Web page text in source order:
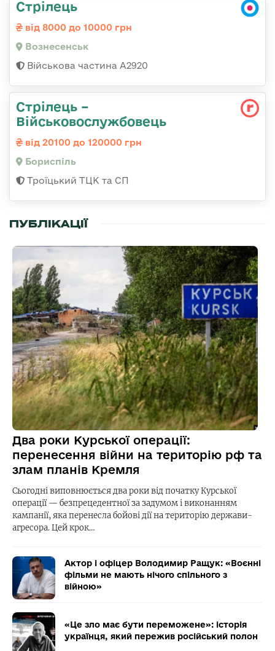
Стрілець
від 8000 до 10000 грн
Вознесенськ
Військова частина А2920
Стрілець –
Військовослужбовець
від 20100 до 120000 грн
Бориспіль
Троїцький ТЦК та СП
ПУБЛІКАЦІЇ
Два роки Курської операції:
перенесення війни на територію рф та
злам планів Кремля
Сьогодні виповнюється два роки від початку Курської
операції — безпрецедентної за задумом і виконанням
кампанії, яка перенесла бойові дії на територію держави-
агресора. Цей крок…
Актор і офіцер Володимир Ращук: «Воєнні
фільми не мають нічого спільного з
війною»
«Це зло має бути переможене»: історія
українця, який пережив російський полон